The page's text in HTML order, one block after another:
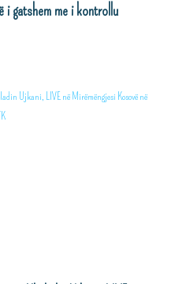
gatshem me i kontrollu